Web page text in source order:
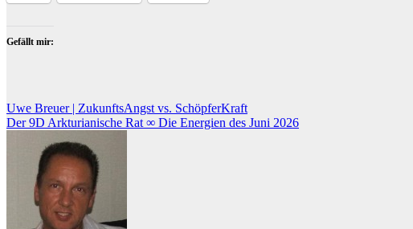
Gefällt mir:
Beitragsnavigation
Uwe Breuer | ZukunftsAngst vs. SchöpferKraft
Der 9D Arkturianische Rat ∞ Die Energien des Juni 2026